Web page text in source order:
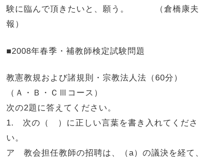
験に臨んで頂きたいと、願う。 （倉橋康夫
報）
■2008年春季・補教師検定試験問題
教憲教規および諸規則・宗教法人法（60分）
（Ａ・Ｂ・ＣⅢコース）
次の2題に答えてください。
1. 次の（ ）に正しい言葉を書き入れてくださ
い。
ア 教会担任教師の招聘は、（a）の議決を経て、